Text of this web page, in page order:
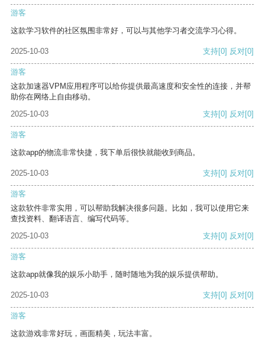
游客
这款学习软件的社区氛围非常好，可以与其他学习者交流学习心得。
2025-10-03 支持[0] 反对[0]
游客
这款加速器VPM应用程序可以给你提供最高速度和安全性的连接，并帮
助你在网络上自由移动。
2025-10-03
支持[0] 反对[0]
游客
这款app的物流非常快捷，我下单后很快就能收到商品。
2025-10-03 支持[0] 反对[0]
游客
这款软件非常实用，可以帮助我解决很多问题。比如，我可以使用它来
查找资料、翻译语言、编写代码等。
2025-10-03
支持[0] 反对[0]
游客
这款app就像我的娱乐小助手，随时随地为我的娱乐提供帮助。
2025-10-03 支持[0] 反对[0]
游客
这款游戏非常好玩，画面精美，玩法丰富。